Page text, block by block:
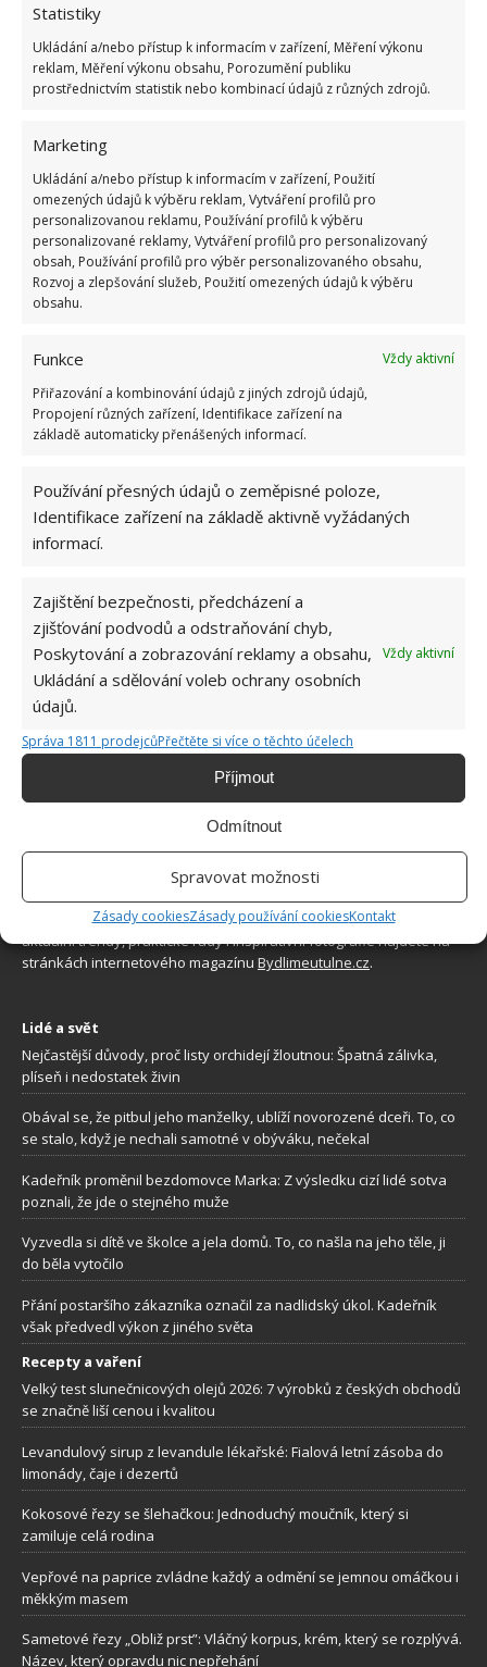
Statistiky
Ukládání a/nebo přístup k informacím v zařízení, Měření výkonu
reklam, Měření výkonu obsahu, Porozumění publiku
prostřednictvím statistik nebo kombinací údajů z různých zdrojů.
Marketing
Ukládání a/nebo přístup k informacím v zařízení, Použití
omezených údajů k výběru reklam, Vytváření profilů pro
personalizovanou reklamu, Používání profilů k výběru
personalizované reklamy, Vytváření profilů pro personalizovaný
obsah, Používání profilů pro výběr personalizovaného obsahu,
Rozvoj a zlepšování služeb, Použití omezených údajů k výběru
obsahu.
Funkce
Vždy aktivní
Přiřazování a kombinování údajů z jiných zdrojů údajů,
Propojení různých zařízení, Identifikace zařízení na
základě automaticky přenášených informací.
Používání přesných údajů o zeměpisné poloze,
Identifikace zařízení na základě aktivně vyžádaných
informací.
Zajištění bezpečnosti, předcházení a
zjišťování podvodů a odstraňování chyb,
Poskytování a zobrazování reklamy a obsahu,
Ukládání a sdělování voleb ochrany osobních
údajů.
Vždy aktivní
Správa 1811 prodejcůPřečtěte si více o těchto účelech
Příjmout
Odmítnout
Spravovat možnosti
Zásady cookiesZásady používání cookiesKontakt
Retro kvíz o oblíbených autech v dobách
socialismu: Tehdejší řidiči musí získat 10 z 10
ŽHAVÉ NOVINKY
otázek odhalí, kdo má minulý režim stále v živé
paměti
7.8.2026
silnice za socialismu: Pamětníci získají 10/10
bodů
Profesionální zahradnice vytvořila přehled
nejnebezpečnějších škůdců rostlin a postupy,
6.8.2026
Sháníte zajímavé tipy jak vylepšit Váš domov? Originální nápady,
aktuální trendy, praktické rady i inspirativní fotografie najdete na
stránkách internetového magazínu Bydlimeutulne.cz.
Lidé a svět
Nejčastější důvody, proč listy orchidejí žloutnou: Špatná zálivka,
plíseň i nedostatek živin
Obával se, že pitbul jeho manželky, ublíží novorozené dceři. To, co
se stalo, když je nechali samotné v obýváku, nečekal
Kadeřník proměnil bezdomovce Marka: Z výsledku cizí lidé sotva
poznali, že jde o stejného muže
Vyzvedla si dítě ve školce a jela domů. To, co našla na jeho těle, ji
do běla vytočilo
Přání postaršího zákazníka označil za nadlidský úkol. Kadeřník
však předvedl výkon z jiného světa
Recepty a vaření
Velký test slunečnicových olejů 2026: 7 výrobků z českých obchodů
se značně liší cenou i kvalitou
Levandulový sirup z levandule lékařské: Fialová letní zásoba do
limonády, čaje i dezertů
Kokosové řezy se šlehačkou: Jednoduchý moučník, který si
zamiluje celá rodina
Vepřové na paprice zvládne každý a odmění se jemnou omáčkou i
měkkým masem
Sametové řezy „Obliž prst”: Vláčný korpus, krém, který se rozplývá.
Název, který opravdu nic nepřehání